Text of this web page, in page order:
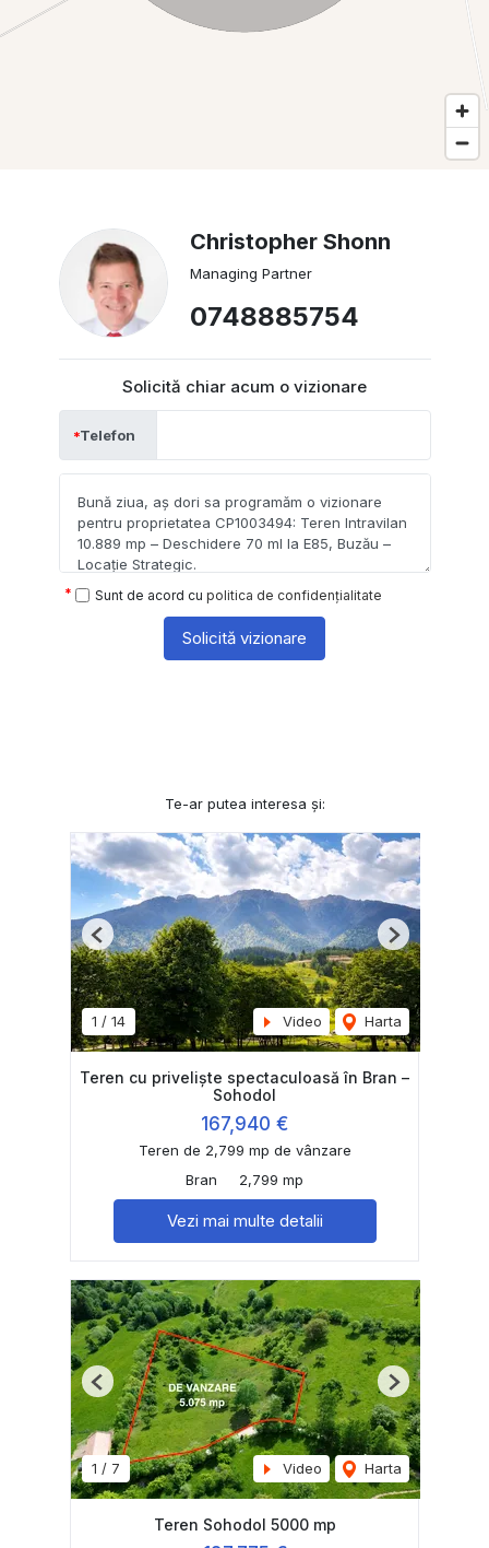
Christopher Shonn
Managing Partner
0748885754
Solicită chiar acum o vizionare
Telefon
Sunt de acord cu politica de confidențialitate
Solicită vizionare
Te-ar putea interesa și:
1 / 14 Video Harta
Previous Next
Teren cu priveliște spectaculoasă în Bran –
Sohodol
167,940 €
Teren de 2,799 mp de vânzare
Bran
2,799 mp
Vezi mai multe detalii
1 / 7 Video Harta
Previous Next
Teren Sohodol 5000 mp